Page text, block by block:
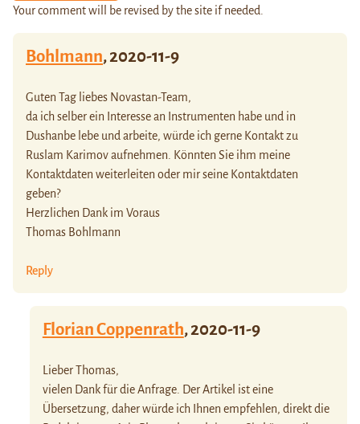
Your comment will be revised by the site if needed.
Bohlmann,2020-11-9
Guten Tag liebes Novastan-Team,
da ich selber ein Interesse an Instrumenten habe und in
Dushanbe lebe und arbeite, würde ich gerne Kontakt zu
Ruslam Karimov aufnehmen. Könnten Sie ihm meine
Kontaktdaten weiterleiten oder mir seine Kontaktdaten
geben?
Herzlichen Dank im Voraus
Thomas Bohlmann
Reply
Florian Coppenrath,2020-11-9
Lieber Thomas,
vielen Dank für die Anfrage. Der Artikel ist eine
Übersetzung, daher würde ich Ihnen empfehlen, direkt die